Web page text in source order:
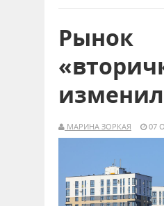
Рынок
МАРИНА ЗОРКАЯ 07